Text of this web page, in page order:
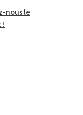
nous le
!